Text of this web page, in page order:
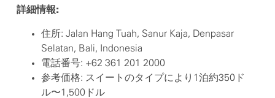
詳細情報:
住所: Jalan Hang Tuah, Sanur Kaja, Denpasar
Selatan, Bali, Indonesia
電話番号: +62 361 201 2000
参考価格: スイートのタイプにより1泊約350ド
ル〜1,500ドル